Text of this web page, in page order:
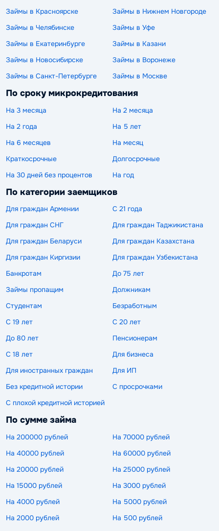
Займы в Красноярске
Займы в Нижнем Новгороде
Займы в Челябинске
Займы в Уфе
Займы в Екатеринбурге
Займы в Казани
Займы в Новосибирске
Займы в Воронеже
Займы в Санкт-Петербурге
Займы в Москве
По сроку микрокредитования
На 3 месяца
На 2 месяца
На 2 года
На 5 лет
На 6 месяцев
На месяц
Краткосрочные
Долгосрочные
На 30 дней без процентов
На год
По категории заемщиков
Для граждан Армении
С 21 года
Для граждан СНГ
Для граждан Таджикистана
Для граждан Беларуси
Для граждан Казахстана
Для граждан Киргизии
Для граждан Узбекистана
Банкротам
До 75 лет
Займы пропащим
Должникам
Студентам
Безработным
С 19 лет
С 20 лет
До 80 лет
Пенсионерам
С 18 лет
Для бизнеса
Для иностранных граждан
Для ИП
Без кредитной истории
С просрочками
С плохой кредитной историей
По сумме займа
На 200000 рублей
На 70000 рублей
На 40000 рублей
На 60000 рублей
На 20000 рублей
На 25000 рублей
На 15000 рублей
На 3000 рублей
На 4000 рублей
На 5000 рублей
На 2000 рублей
На 500 рублей